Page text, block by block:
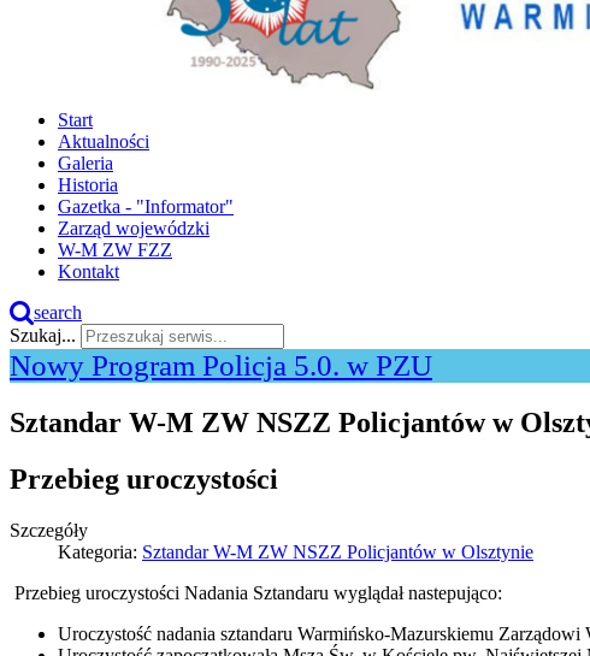
Start
Aktualności
Galeria
Historia
Gazetka - "Informator"
Zarząd wojewódzki
W-M ZW FZZ
Kontakt
search
Szukaj...
Nowy Program Policja 5.0. w PZU
Sztandar W-M ZW NSZZ Policjantów w
Przebieg uroczystości
Szczegóły
Kategoria: Sztandar W-M ZW NSZZ Policjantów w Olsztynie
Przebieg uroczystości Nadania Sztandaru wyglądał nastepująco:
Uroczystość nadania sztandaru Warmińsko-Mazurskiemu